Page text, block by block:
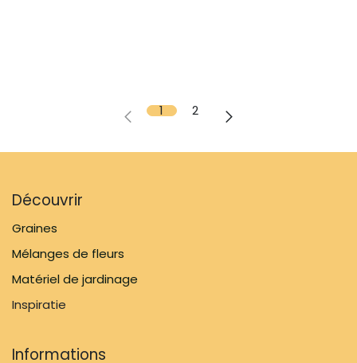
1 2
Découvrir
Graines
Mélanges de fleurs
Matériel de jardinage
Inspiratie
Informations